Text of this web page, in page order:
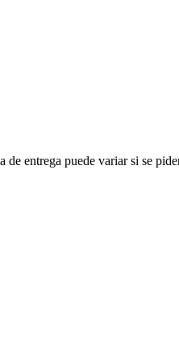
entrega puede variar si se